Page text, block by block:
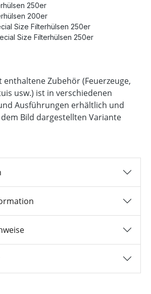
250er
200er
Size Filterhülsen 250er
Size Filterhülsen 250er
enthaltene Zubehör (Feuerzeuge,
usw.) ist in verschiedenen
Ausführungen erhältlich und
Bild dargestellten Variante